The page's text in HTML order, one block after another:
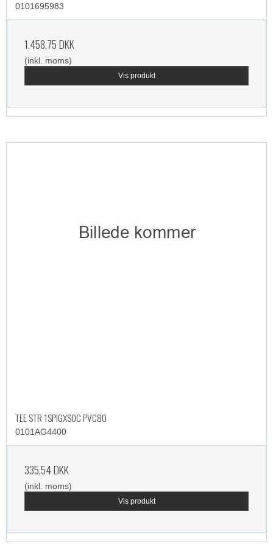
0101695983
1.458,75 DKK
(inkl. moms)
Vis produkt
TEE STR 1SPIGXSOC PVC80
0101AG4400
335,54 DKK
(inkl. moms)
Vis produkt